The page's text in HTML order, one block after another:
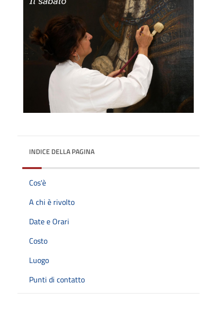
INDICE DELLA PAGINA
Cos'è
A chi è rivolto
Date e Orari
Costo
Luogo
Punti di contatto